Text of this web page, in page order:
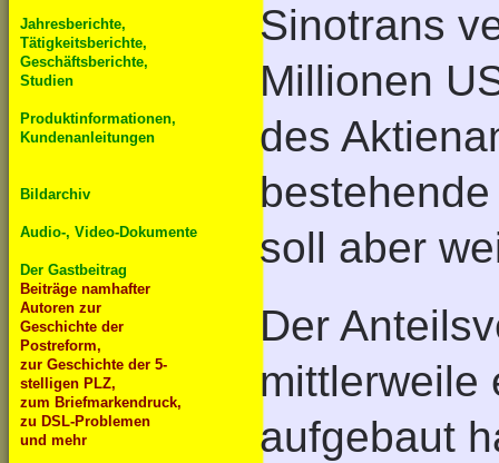
Jahresberichte,
Tätigkeitsberichte,
Geschäftsberichte,
Studien
Produktinformationen,
Kundenanleitungen
Bildarchiv
Audio-, Video-Dokumente
Der Gastbeitrag
Beiträge namhafter
Autoren zur
Geschichte der
Postreform,
zur Geschichte der 5-
stelligen PLZ,
zum Briefmarkendruck,
zu DSL-Problemen
und mehr
Sinotrans
Millionen
des
soll aber
Der
mittlerweile
aufgebaut